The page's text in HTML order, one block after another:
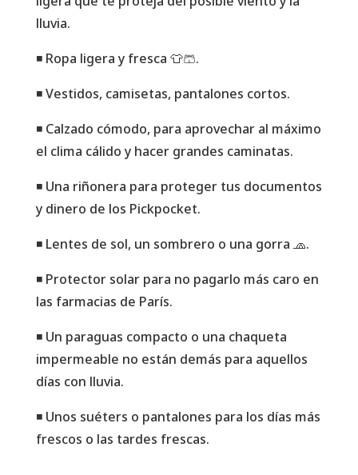
lluvia.
◾️ Ropa ligera y fresca 👕🩳.
◾️ Vestidos, camisetas, pantalones cortos.
◾️ Calzado cómodo, para aprovechar al máximo
el clima cálido y hacer grandes caminatas.
◾️ Una riñonera para proteger tus documentos
y dinero de los Pickpocket.
◾️ Lentes de sol, un sombrero o una gorra 🧢.
◾️ Protector solar para no pagarlo más caro en
las farmacias de París.
◾️ Un paraguas compacto o una chaqueta
impermeable no están demás para aquellos
días con lluvia.
◾️ Unos suéters o pantalones para los días más
frescos o las tardes frescas.